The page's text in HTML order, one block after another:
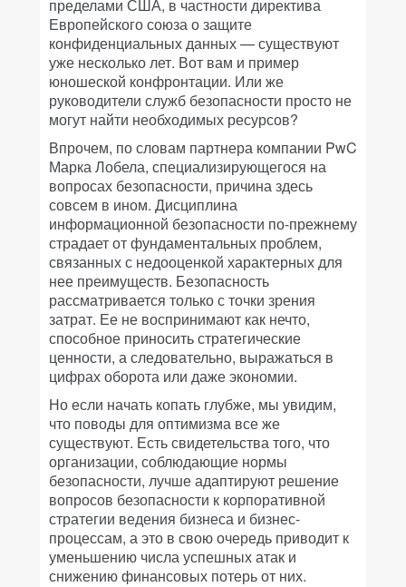
пределами США, в частности директива
Европейского союза о защите
конфиденциальных данных — существуют
уже несколько лет. Вот вам и пример
юношеской конфронтации. Или же
руководители служб безопасности просто не
могут найти необходимых ресурсов?
Впрочем, по словам партнера компании PwC
Марка Лобела, специализирующегося на
вопросах безопасности, причина здесь
совсем в ином. Дисциплина
информационной безопасности по-прежнему
страдает от фундаментальных проблем,
связанных с недооценкой характерных для
нее преимуществ. Безопасность
рассматривается только с точки зрения
затрат. Ее не воспринимают как нечто,
способное приносить стратегические
ценности, а следовательно, выражаться в
цифрах оборота или даже экономии.
Но если начать копать глубже, мы увидим,
что поводы для оптимизма все же
существуют. Есть свидетельства того, что
организации, соблюдающие нормы
безопасности, лучше адаптируют решение
вопросов безопасности к корпоративной
стратегии ведения бизнеса и бизнес-
процессам, а это в свою очередь приводит к
уменьшению числа успешных атак и
снижению финансовых потерь от них.